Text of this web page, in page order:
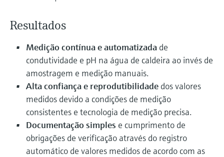
Device Viewer
documentation
Spare parts finder
Find spare parts by product root, order code,
or serial number
Medição de nível com pressão
Comprar tudo
Comprar tudo
decisões
Resultados
Medição contínua e automatizada de
condutividade e pH na água de caldeira ao invés de
amostragem e medição manuais.
Alta confiança e reprodutibilidade dos valores
medidos devido a condições de medição
consistentes e tecnologia de medição precisa.
Documentação simples e cumprimento de
obrigações de verificação através do registro
automático de valores medidos de acordo com as